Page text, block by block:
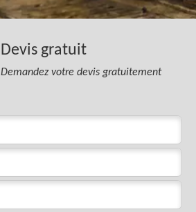
Devis gratuit
Demandez votre devis gratuitement